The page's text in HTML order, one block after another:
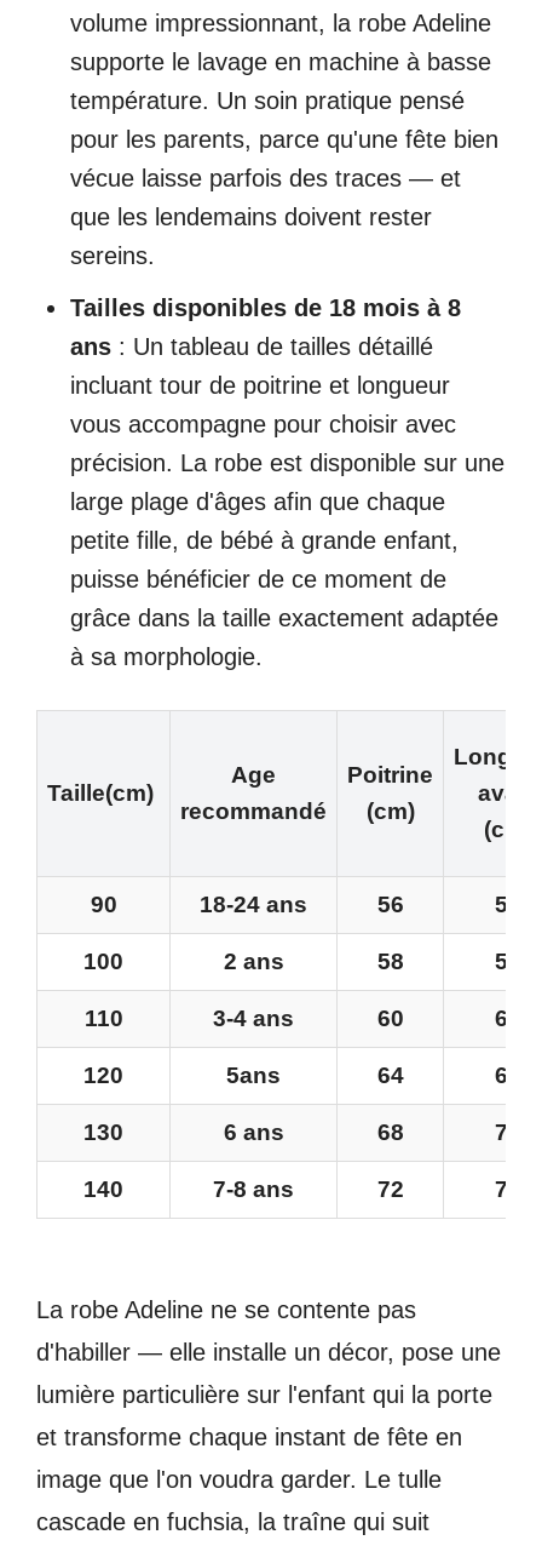
volume impressionnant, la robe Adeline
supporte le lavage en machine à basse
température. Un soin pratique pensé
pour les parents, parce qu'une fête bien
vécue laisse parfois des traces — et
que les lendemains doivent rester
sereins.
Tailles disponibles de 18 mois à 8
ans : Un tableau de tailles détaillé
incluant tour de poitrine et longueur
vous accompagne pour choisir avec
précision. La robe est disponible sur une
large plage d'âges afin que chaque
petite fille, de bébé à grande enfant,
puisse bénéficier de ce moment de
grâce dans la taille exactement adaptée
à sa morphologie.
Taille(cm)
Age
recommandé
Poitrine
(cm)
avant
(cm)
90 18-24 ans 56 53
100 2 ans 58 57
110 3-4 ans 60 60
120 5ans 64 65
130 6 ans 68 70
140 7-8 ans 72 75
La robe Adeline ne se contente pas
d'habiller — elle installe un décor, pose une
lumière particulière sur l'enfant qui la porte
et transforme chaque instant de fête en
image que l'on voudra garder. Le tulle
cascade en fuchsia, la traîne qui suit